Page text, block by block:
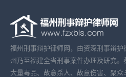
福州刑事辩护律师网，由资深刑事辩
州乃至福建全省刑事案件办理及研究
大量毒品、故意杀人、故意伤害、聚